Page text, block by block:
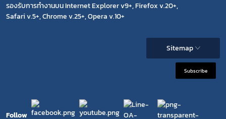
รองรับการทำงานบน Internet Explorer v9+, Firefox v.20+,
Safari v.5+, Chrome v.25+, Opera v.10+
Sitemap
Subscribe
Follow